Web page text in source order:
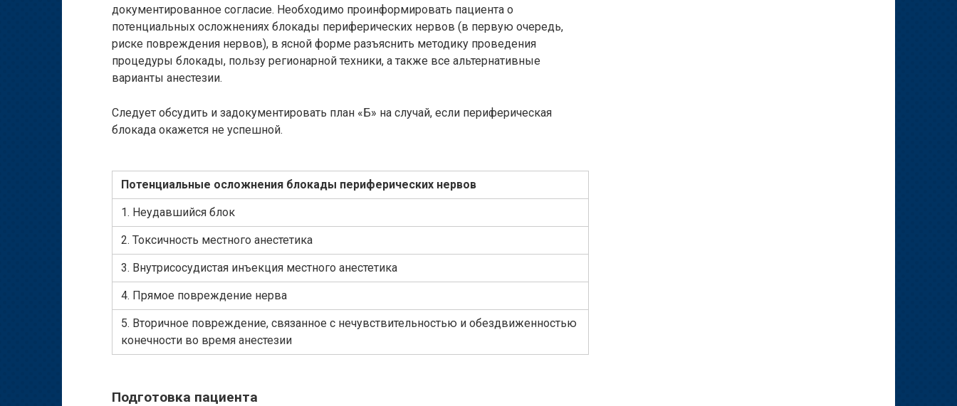
документированное согласие. Необходимо проинформировать пациента о
потенциальных осложнениях блокады периферических нервов (в первую очередь,
риске повреждения нервов), в ясной форме разъяснить методику проведения
процедуры блокады, пользу регионарной техники, а также все альтернативные
варианты анестезии.
Следует обсудить и задокументировать план «Б» на случай, если периферическая
блокада окажется не успешной.
Потенциальные осложнения блокады периферических нервов
1. Неудавшийся блок
2. Токсичность местного анестетика
3. Внутрисосудистая инъекция местного анестетика
4. Прямое повреждение нерва
5. Вторичное повреждение, связанное с нечувствительностью и обездвиженностью
конечности во время анестезии
Подготовка пациента